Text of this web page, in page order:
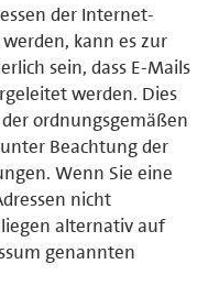
der Internet-
kann es zur
sein, dass E-Mails
werden. Dies
ordnungsgemäßen
Beachtung der
Wenn Sie eine
nicht
alternativ auf
genannten